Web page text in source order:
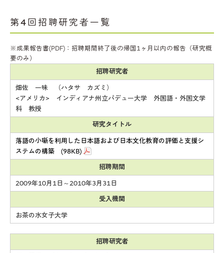
第4回招聘研究者一覧
※成果報告書(PDF)：招聘期間終了後の帰国1ヶ月以内の報告（研究概
要のみ）
招聘研究者
畑佐 一味 （ハタサ カズミ）
<アメリカ> インディアナ州立パデュー大学 外国語・外国文学
科 教授
研究タイトル
落語の小噺を利用した日本語および日本文化教育の評価と支援シ
ステムの構築 (98KB)
招聘期間
2009年10月1日～2010年3月31日
受入機関
お茶の水女子大学
招聘研究者